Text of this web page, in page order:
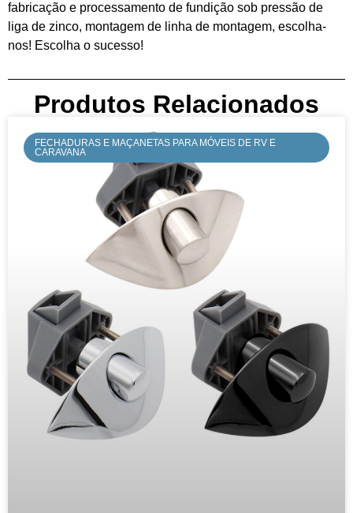
fabricação e processamento de fundição sob pressão de
liga de zinco, montagem de linha de montagem, escolha-
nos! Escolha o sucesso!
Produtos Relacionados
FECHADURAS E MAÇANETAS PARA MÓVEIS DE RV E
CARAVANA